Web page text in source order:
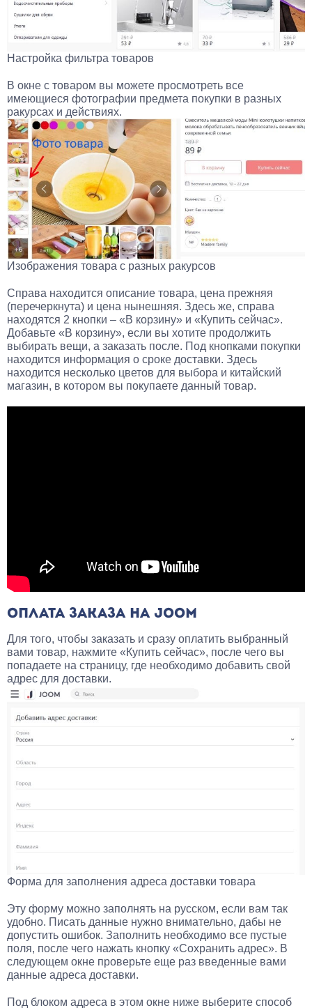
Настройка фильтра товаров
В окне с товаром вы можете просмотреть все
имеющиеся фотографии предмета покупки в разных
ракурсах и действиях.
Изображения товара с разных ракурсов
Справа находится описание товара, цена прежняя
(перечеркнута) и цена нынешняя. Здесь же, справа
находятся 2 кнопки – «В корзину» и «Купить сейчас».
Добавьте «В корзину», если вы хотите продолжить
выбирать вещи, а заказать после. Под кнопками покупки
находится информация о сроке доставки. Здесь
находится несколько цветов для выбора и китайский
магазин, в котором вы покупаете данный товар.
ОПЛАТА ЗАКАЗА НА JOOM
Для того, чтобы заказать и сразу оплатить выбранный
вами товар, нажмите «Купить сейчас», после чего вы
попадаете на страницу, где необходимо добавить свой
адрес для доставки.
Форма для заполнения адреса доставки товара
Эту форму можно заполнять на русском, если вам так
удобно. Писать данные нужно внимательно, дабы не
допустить ошибок. Заполнить необходимо все пустые
поля, после чего нажать кнопку «Сохранить адрес». В
следующем окне проверьте еще раз введенные вами
данные адреса доставки.
Под блоком адреса в этом окне ниже выберите способ